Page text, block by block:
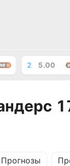
2 5.00
Прогнозы